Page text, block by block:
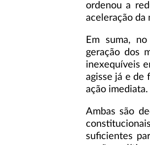
ordenou a
aceleração da
Em suma,
geração dos
inexequíveis
agisse já e de
ação imediata.
Ambas são
suficientes